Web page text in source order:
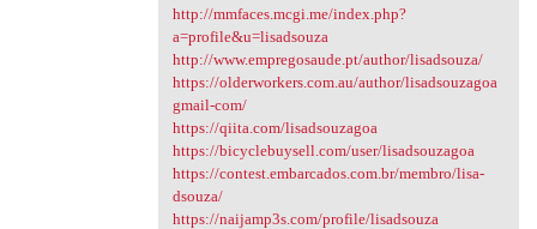
http://mmfaces.mcgi.me/index.php?
a=profile&u=lisadsouza
http://www.empregosaude.pt/author/lisadsouza/
https://olderworkers.com.au/author/lisadsouzagoa
gmail-com/
https://qiita.com/lisadsouzagoa
https://bicyclebuysell.com/user/lisadsouzagoa
https://contest.embarcados.com.br/membro/lisa-
dsouza/
https://naijamp3s.com/profile/lisadsouza